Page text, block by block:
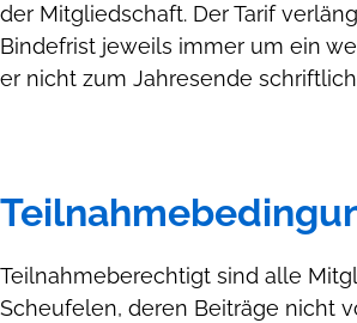
der Mitgliedschaft. Der Tarif
Bindefrist jeweils immer um ein
er nicht zum Jahresende
Teilnahmeberechtigt sind alle
Scheufelen, deren Beiträge nicht